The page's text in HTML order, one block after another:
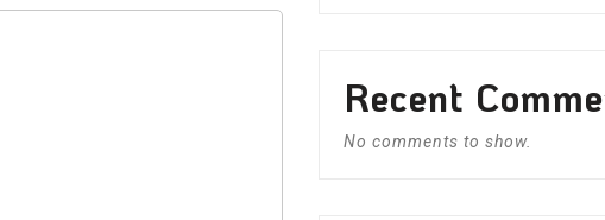
Recent
No comments to show.